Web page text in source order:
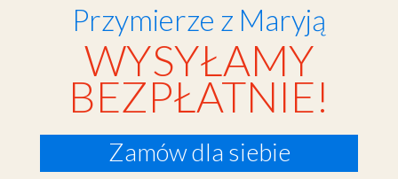
Przymierze z Maryją
WYSYŁAMY
BEZPŁATNIE!
Zamów dla siebie